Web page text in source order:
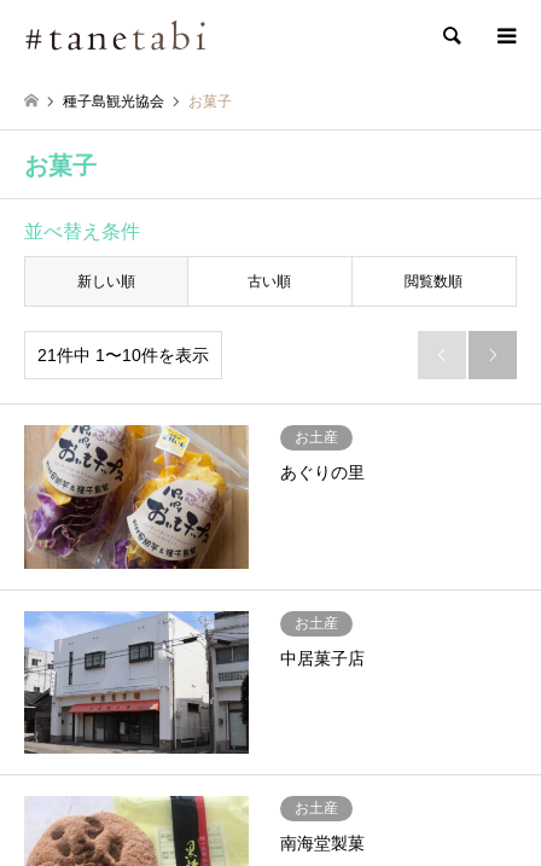
検索
種子島観光協会 お菓子
お菓子
並べ替え条件
新しい順 古い順 閲覧数順
21件中 1〜10件を表示  
お土産
あぐりの里
お土産
中居菓子店
お土産
南海堂製菓